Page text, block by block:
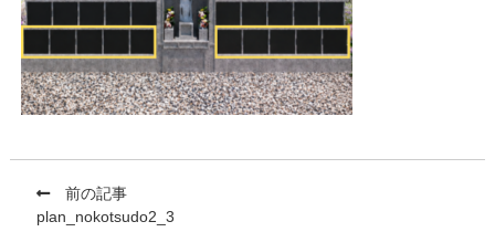
前の記事
plan_nokotsudo2_3